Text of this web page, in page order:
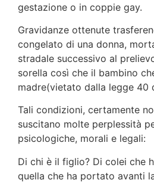
gestazione o in coppie gay.
Gravidanze ottenute
congelato di una donna,
stradale successivo al
sorella così che il bambino
madre(vietato dalla legge 40
Tali condizioni, certamente
suscitano molte perplessità
psicologiche, morali e legali:
Di chi è il figlio? Di colei che
quella che ha portato avanti